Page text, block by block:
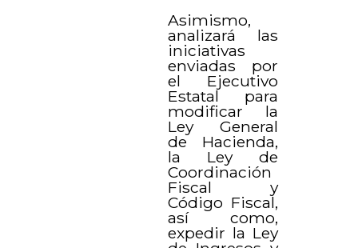
Asimismo,
analizará las
iniciativas
enviadas por
el Ejecutivo
Estatal para
modificar la
Ley General
de Hacienda,
la Ley de
Coordinación
Fiscal y
Código Fiscal,
así como,
expedir la Ley